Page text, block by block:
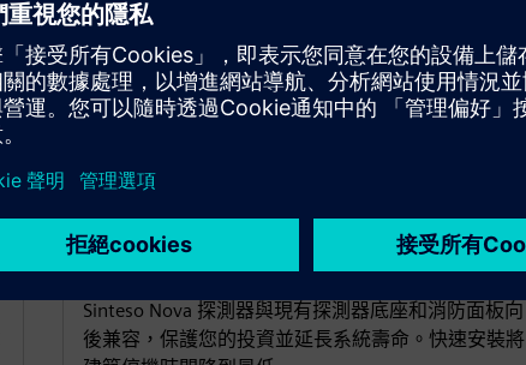
向後兼容性和輕鬆的現代化
輕鬆升級您的消防安全
Sinteso Nova 探測器與現有探測器底座和消防面板向
後兼容，保護您的投資並延長系統壽命。快速安裝將